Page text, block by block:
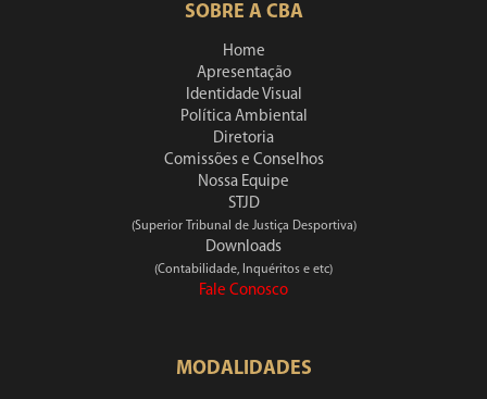
SOBRE A CBA
Home
Apresentação
Identidade Visual
Política Ambiental
Diretoria
Comissões e Conselhos
Nossa Equipe
STJD
(Superior Tribunal de Justiça Desportiva)
Downloads
(Contabilidade, Inquéritos e etc)
Fale Conosco
MODALIDADES